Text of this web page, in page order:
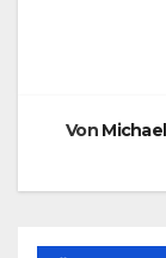
Von Michael